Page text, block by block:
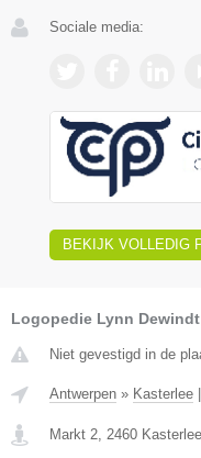
Sociale media:
BEKIJK VOLLEDIG
Logopedie Lynn Dewindt
Niet gevestigd in de
Antwerpen » Kasterlee
Markt 2, 2460 Kasterlee